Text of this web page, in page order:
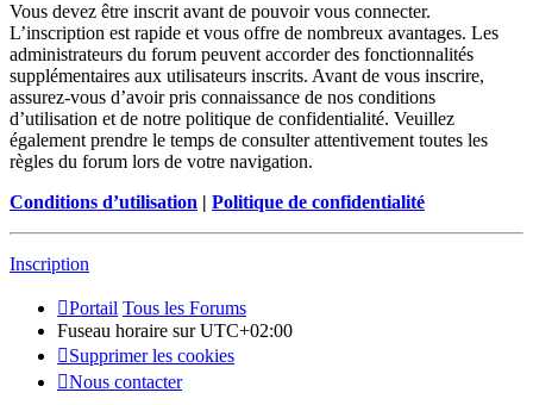
Vous devez être inscrit avant de pouvoir vous connecter.
L’inscription est rapide et vous offre de nombreux avantages. Les
administrateurs du forum peuvent accorder des fonctionnalités
supplémentaires aux utilisateurs inscrits. Avant de vous inscrire,
assurez-vous d’avoir pris connaissance de nos conditions
d’utilisation et de notre politique de confidentialité. Veuillez
également prendre le temps de consulter attentivement toutes les
règles du forum lors de votre navigation.
Conditions d’utilisation | Politique de confidentialité
Inscription
Portail Tous les Forums
Fuseau horaire surUTC+02:00
Supprimer les cookies
Nous contacter